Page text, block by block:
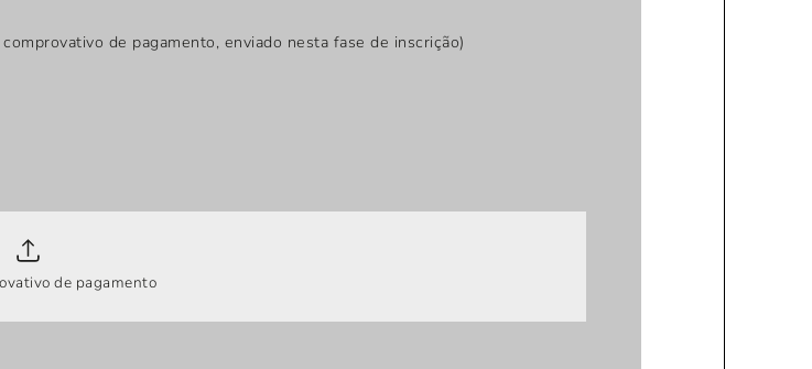
de pagamento, enviado nesta fase de inscrição)
de pagamento